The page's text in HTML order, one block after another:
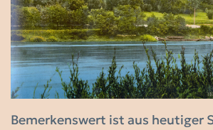
Bemerkenswert ist aus heutiger